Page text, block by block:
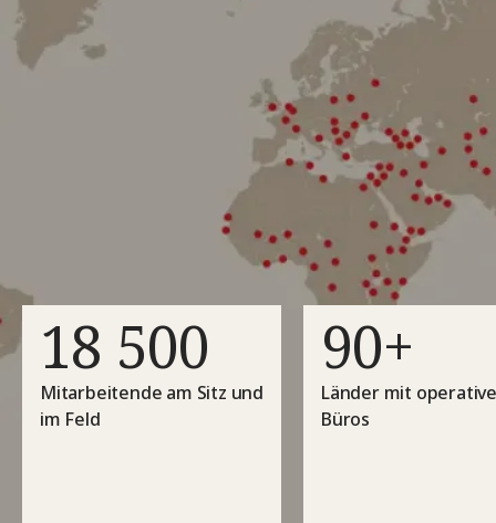
18 500
Mitarbeitende am Sitz und
im Feld
90+
Länder mit
Büros